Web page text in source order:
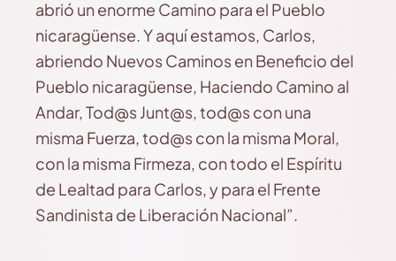
abrió un enorme Camino para el Pueblo
nicaragüense. Y aquí estamos, Carlos,
abriendo Nuevos Caminos en Beneficio del
Pueblo nicaragüense, Haciendo Camino al
Andar, Tod@s Junt@s, tod@s con una
misma Fuerza, tod@s con la misma Moral,
con la misma Firmeza, con todo el Espíritu
de Lealtad para Carlos, y para el Frente
Sandinista de Liberación Nacional”.